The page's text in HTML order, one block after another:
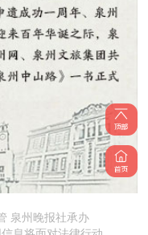
泉州晚报社承办